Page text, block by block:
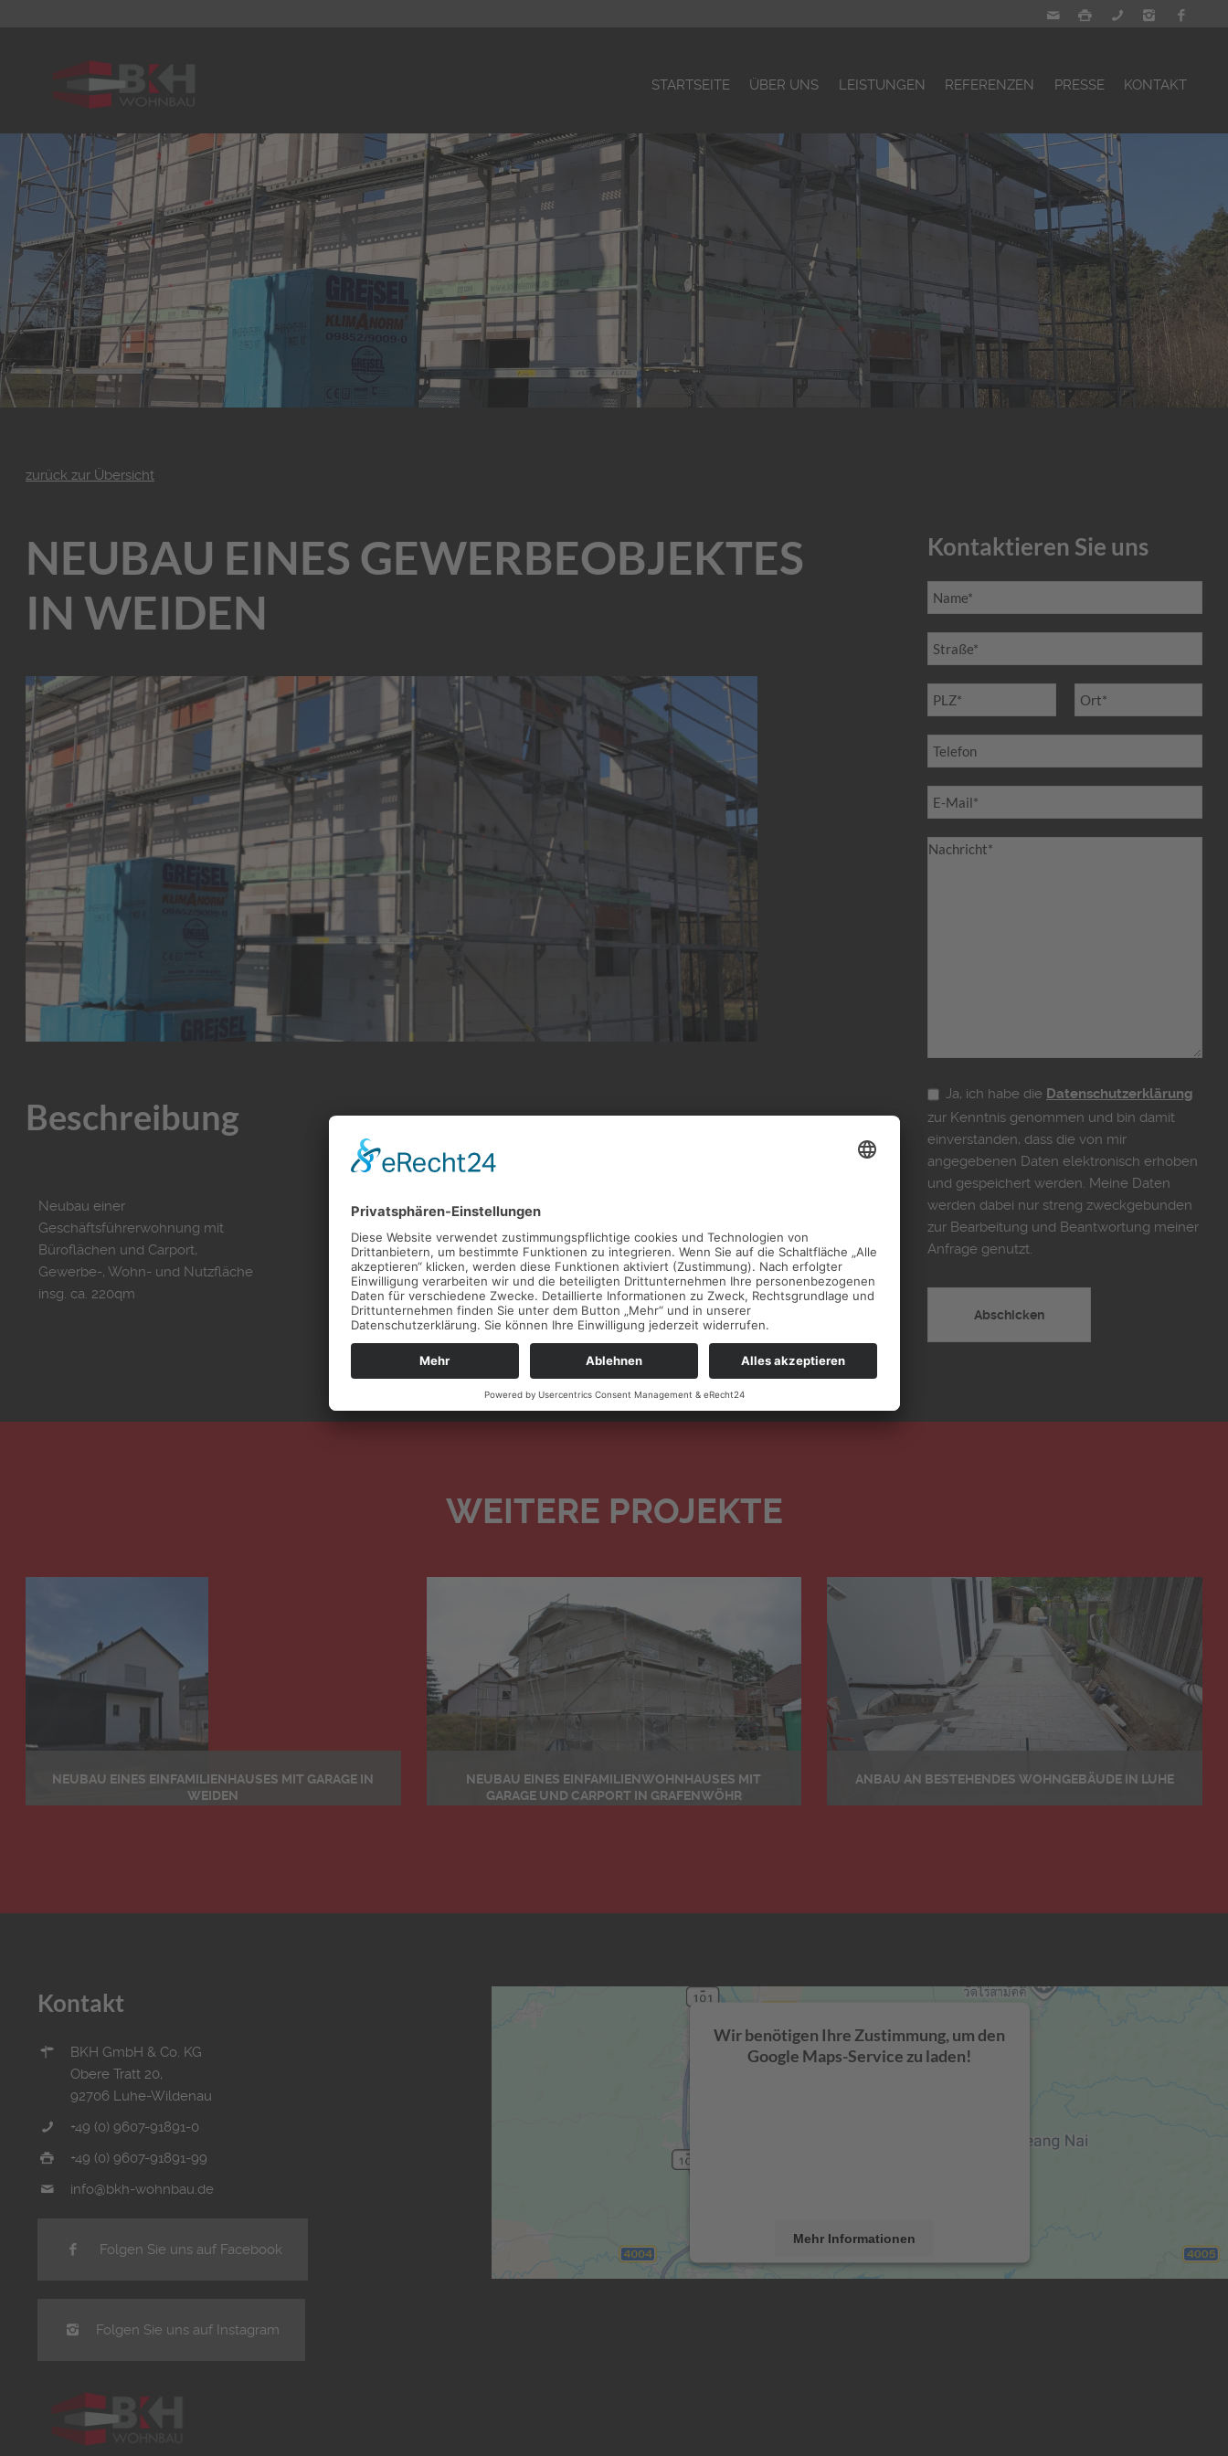
STARTSEITE ÜBER UNS LEISTUNGEN REFERENZEN PRESSE KONTAKT
zurück zur Übersicht
NEUBAU EINES GEWERBEOBJEKTES
IN WEIDEN
Beschreibung
Neubau einer
Geschäftsführerwohnung mit
Büroflächen und Carport,
Gewerbe-, Wohn- und Nutzfläche
insg. ca. 220qm
Kontaktieren Sie uns
Ja, ich habe die Datenschutzerklärung
zur Kenntnis genommen und bin damit
einverstanden, dass die von mir
angegebenen Daten elektronisch erhoben
und gespeichert werden. Meine Daten
werden dabei nur streng zweckgebunden
zur Bearbeitung und Beantwortung meiner
Anfrage genutzt.
WEITERE PROJEKTE
NEUBAU EINES EINFAMILIENHAUSES MIT GARAGE IN
WEIDEN
NEUBAU EINES EINFAMILIENWOHNHAUSES MIT
GARAGE UND CARPORT IN GRAFENWÖHR
ANBAU AN BESTEHENDES WOHNGEBÄUDE IN LUHE
Wir benötigen Ihre Zustimmung, um den
Google Maps-Service zu laden!
Mehr Informationen
Kontakt
BKH GmbH & Co. KG
Obere Tratt 20,
92706 Luhe-Wildenau
+49 (0) 9607-91891-0
+49 (0) 9607-91891-99
info@bkh-wohnbau.de
Folgen Sie uns auf Facebook
Folgen Sie uns auf Instagram